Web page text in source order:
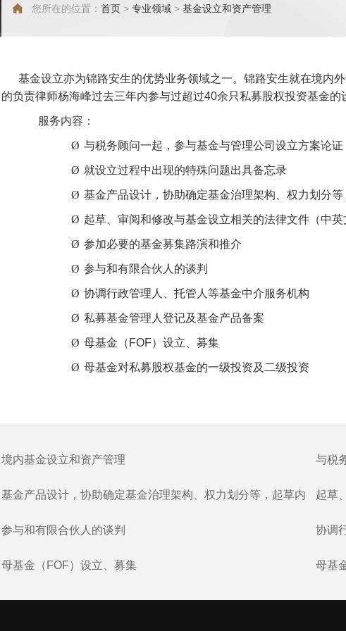
您所在的位置： 首页 > 专业领域 > 基金设立和资产管理
基金设立亦为锦路安生的优势业务领域之一。锦路安生就在境内
的负责律师杨海峰过去三年内参与过超过40余只私募股权投资基金的
服务内容：
Ø 与税务顾问一起，参与基金与管理公司设立方案论证
Ø 就设立过程中出现的特殊问题出具备忘录
Ø 基金产品设计，协助确定基金治理架构、权力划分
Ø 起草、审阅和修改与基金设立相关的法律文件（中英
Ø 参加必要的基金募集路演和推介
Ø 参与和有限合伙人的谈判
Ø 协调行政管理人、托管人等基金中介服务机构
Ø 私募基金管理人登记及基金产品备案
Ø 母基金（ FOF）设立、募集
Ø 母基金对私募股权基金的一级投资及二级投资
境内基金设立和资产管理 与税
基金产品设计，协助确定基金治理架构、权力划分等，起草内
控及投资管理文件
起草
参与和有限合伙人的谈判 协调
母基金（FOF）设立、募集 母基